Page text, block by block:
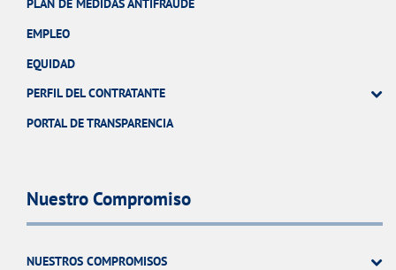
PLAN DE MEDIDAS ANTIFRAUDE
EMPLEO
EQUIDAD
PERFIL DEL CONTRATANTE
PORTAL DE TRANSPARENCIA
Nuestro Compromiso
NUESTROS COMPROMISOS